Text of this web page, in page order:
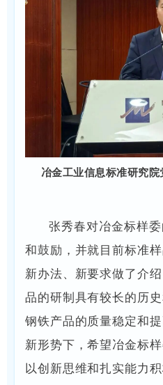
冶金工业信息标准研究
张秀春对冶金标样
和鼓励，并就目前标准
新办法、新要求做了介
品的研制具有较长的历
钢铁产品的质量稳定和
新形势下，希望冶金标
以创新思维和扎实能力